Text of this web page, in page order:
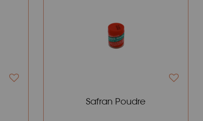
Safran Poudre